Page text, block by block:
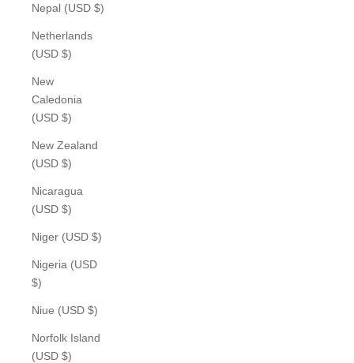
Nepal (USD $)
Netherlands
(USD $)
New
Caledonia
(USD $)
New Zealand
(USD $)
Nicaragua
(USD $)
Niger (USD $)
Nigeria (USD
$)
Niue (USD $)
Norfolk Island
(USD $)